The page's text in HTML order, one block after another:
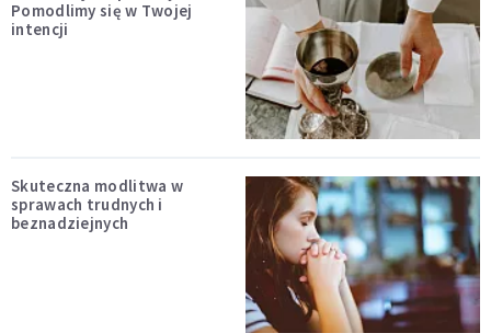
Pomodlimy się w Twojej
intencji
Skuteczna modlitwa w
sprawach trudnych i
beznadziejnych